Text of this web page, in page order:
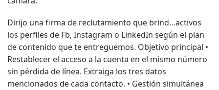
Dirijo una firma de reclutamiento que brind…activos
los perfiles de Fb, Instagram o LinkedIn según el plan
de contenido que te entreguemos. Objetivo principal •
Restablecer el acceso a la cuenta en el mismo número
sin pérdida de línea. Extraiga los tres datos
mencionados de cada contacto. • Gestión simultánea